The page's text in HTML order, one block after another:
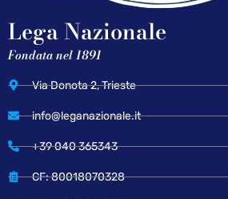
Lega Nazionale
Fondata nel 1891
Via Donota 2, Trieste
info@leganazionale.it
+39 040 365343
CF: 80018070328